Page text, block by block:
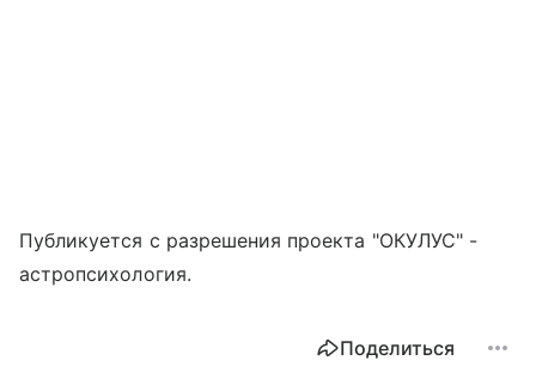
Публикуется с разрешения проекта "ОКУЛУС" -
астропсихология.
Поделиться